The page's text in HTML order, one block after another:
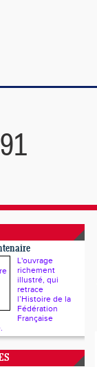
L'ouvrage
richement
illustré, qui
retrace
l’Histoire de la
Fédération
Française